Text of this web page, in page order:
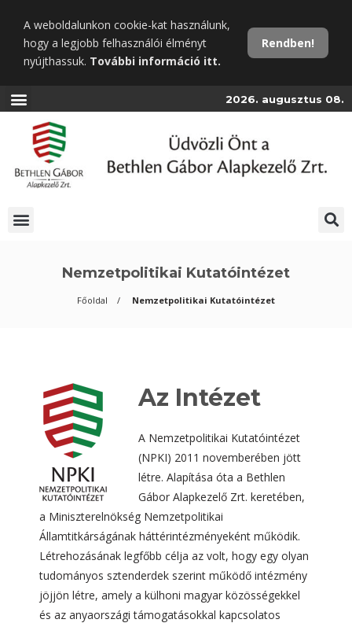
tartalomra
A weboldalunkon cookie-kat használunk,
hogy a legjobb felhasználói élményt
nyújthassuk. További információ itt.
Rendben!
2026. augusztus 08.
Nemzetpolitikai Kutatóintézet
Főoldal Nemzetpolitikai Kutatóintézet
Az Intézet
A Nemzetpolitikai Kutatóintézet
(NPKI) 2011 novemberében jött
létre. Alapítása óta a Bethlen
Gábor Alapkezelő Zrt. keretében,
a Miniszterelnökség Nemzetpolitikai
Államtitkárságának háttérintézményeként működik.
Létrehozásának legfőbb célja az volt, hogy egy olyan
tudományos sztenderdek szerint működő intézmény
jöjjön létre, amely a külhoni magyar közösségekkel
és az anyaországi támogatásokkal kapcsolatos